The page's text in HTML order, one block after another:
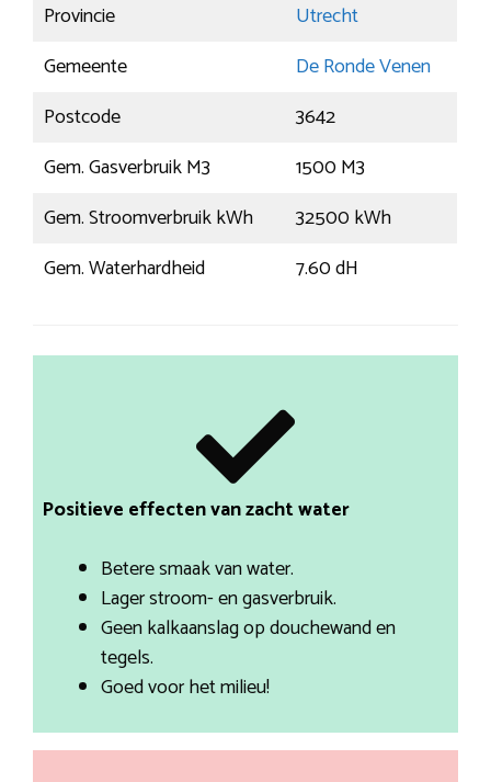
Provincie
Utrecht
Gemeente
De Ronde Venen
Postcode
3642
Gem. Gasverbruik M3
1500 M3
Gem. Stroomverbruik kWh
32500 kWh
Gem. Waterhardheid
7.60 dH
Positieve effecten van zacht water
Betere smaak van water.
Lager stroom- en gasverbruik.
Geen kalkaanslag op douchewand en
tegels.
Goed voor het milieu!